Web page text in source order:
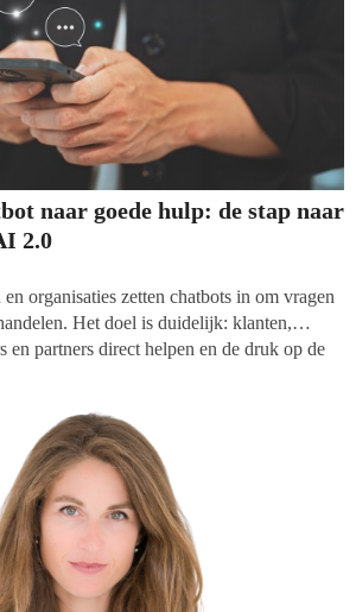
naar goede hulp: de stap naar
2.0
organisaties zetten chatbots in om vragen
Het doel is duidelijk: klanten,
partners direct helpen en de druk op de
vaak kritisch. Jan Verstegen gaat in op
goede doelen.